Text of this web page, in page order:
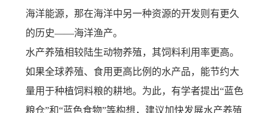
海洋能源，那在海洋中另一种资源的开发则有更久
的历史——海洋渔产。
水产养殖相较陆生动物养殖，其饲料利用率更高。
如果全球养殖、食用更高比例的水产品，能节约大
量用于种植饲料粮的耕地。为此，有学者提出“蓝色
粮仓”和“蓝色食物”等构想，建议加快发展水产养殖